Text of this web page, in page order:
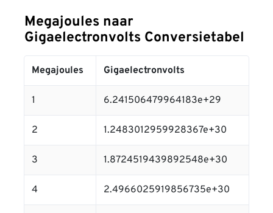
Megajoules naar
Gigaelectronvolts Conversietabel
Megajoules Gigaelectronvolts
1 6.241506479964183e+29
2 1.2483012959928367e+30
3 1.8724519439892548e+30
4 2.4966025919856735e+30